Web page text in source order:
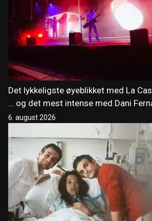
Det lykkeligste øyeblikket med La
… og det mest intense med Dani
6. august 2026